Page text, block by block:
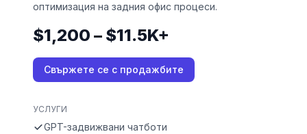
оптимизация на задния офис процеси.
$1,200 – $11.5K+
Свържете се с продажбите
УСЛУГИ
GPT-задвижвани чатботи